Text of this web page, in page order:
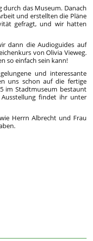
das Museum. Danach
und erstellten die Pläne
gefragt, und wir hatten
dann die Audioguides auf
von Olivia Vieweg.
so einfach sein kann!
und interessante
uns schon auf die fertige
im Stadtmuseum bestaunt
findet ihr unter
Herrn Albrecht und Frau